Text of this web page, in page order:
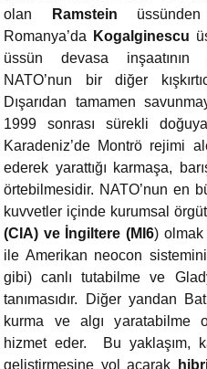
olan
Ramstein
Romanya’da
Kogalginescu
üssün devasa inşaatının
NATO’nun bir diğer
Dışarıdan tamamen
1999 sonrası sürekli
Karadeniz’de Montrö rejimi
ederek yarattığı karmaşa,
örtebilmesidir. NATO’nun en
kuvvetler içinde kurumsal
(CIA) ve İngiltere (MI6) olmak
ile Amerikan neocon
gibi) canlı tutabilme ve
tanımasıdır. Diğer yandan
kurma ve algı yaratabilme
hizmet eder. Bu yaklaşım,
geliştirmesine yol açarak